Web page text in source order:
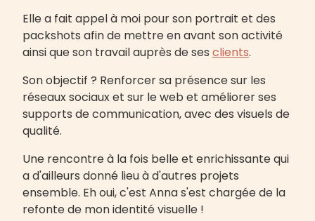
Elle a fait appel à moi pour son portrait et des
packshots afin de mettre en avant son activité
ainsi que son travail auprès de ses clients.
Son objectif ? Renforcer sa présence sur les
réseaux sociaux et sur le web et améliorer ses
supports de communication, avec des visuels de
qualité.
Une rencontre à la fois belle et enrichissante qui
a d'ailleurs donné lieu à d'autres projets
ensemble. Eh oui, c'est Anna s'est chargée de la
refonte de mon identité visuelle !